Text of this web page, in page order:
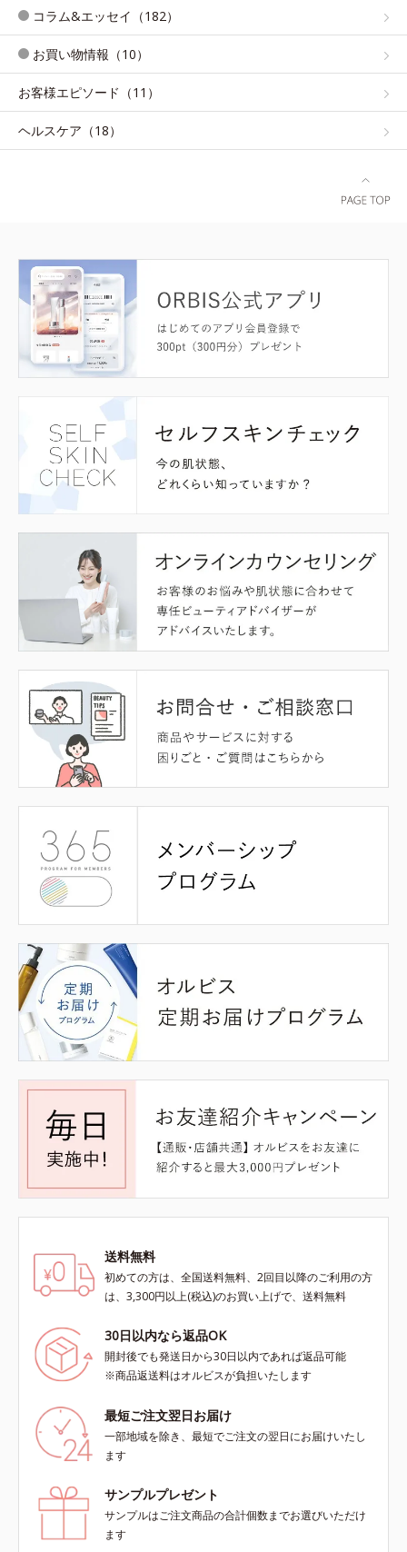
コラム&エッセイ（182）
お買い物情報（10）
お客様エピソード（11）
ヘルスケア（18）
送料無料
初めての方は、全国送料無料、2回目以降のご利用の方
は、3,300円以上(税込)のお買い上げで、送料無料
30日以内なら返品OK
開封後でも発送日から30日以内であれば返品可能
※商品返送料はオルビスが負担いたします
最短ご注文翌日お届け
一部地域を除き、最短でご注文の翌日にお届けいたし
ます
サンプルプレゼント
サンプルはご注文商品の合計個数までお選びいただけ
ます